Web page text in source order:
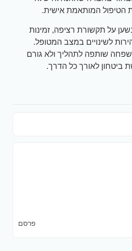
הטיפול המותאמת אישית.
נשען על תקשורת רציפה, זמינות
לשינויים במצב המטופל.
שותפה לתהליך ולא גורם
ביטחון לאורך כל הדרך.
פרסם